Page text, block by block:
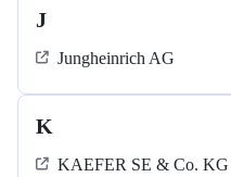
J
Jungheinrich AG
K
KAEFER SE & Co. KG